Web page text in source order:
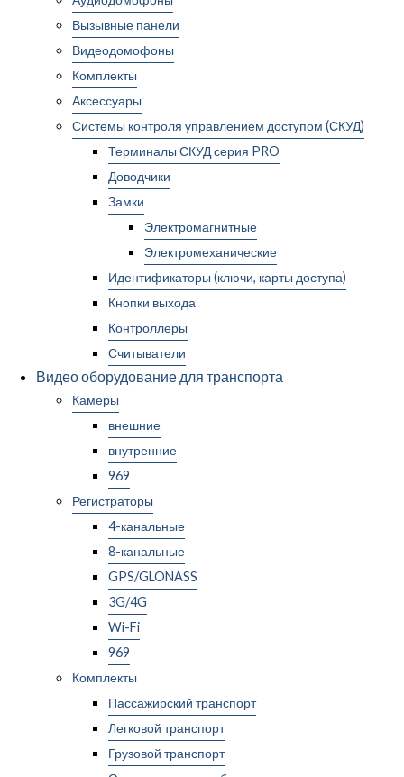
Вызывные панели
Видеодомофоны
Комплекты
Аксессуары
Системы контроля управлением доступом (СКУД)
Терминалы СКУД серия PRO
Доводчики
Замки
Электромагнитные
Электромеханические
Идентификаторы (ключи, карты доступа)
Кнопки выхода
Контроллеры
Считыватели
Видео оборудование для транспорта
Камеры
внешние
внутренние
969
Регистраторы
4-канальные
8-канальные
GPS/GLONASS
3G/4G
Wi-Fi
969
Комплекты
Пассажирский транспорт
Легковой транспорт
Грузовой транспорт